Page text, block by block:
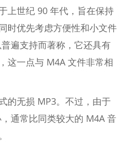
上世纪 90 年代，旨在保持
时优先考虑方便性和小文件
遍支持而著称，它还具有
这一点与 M4A 文件非常相
的无损 MP3。不过，由于
通常比同类较大的 M4A 音